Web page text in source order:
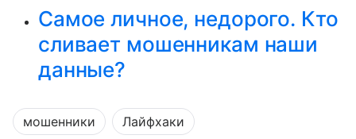
Самое личное, недорого. Кто
сливает мошенникам наши
данные?
мошенники Лайфхаки